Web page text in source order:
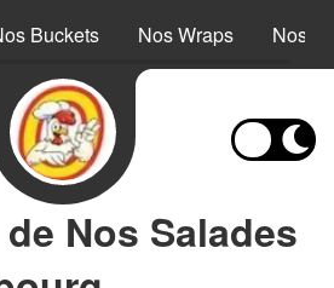
Buckets Nos Wraps Nos
Nos Salades